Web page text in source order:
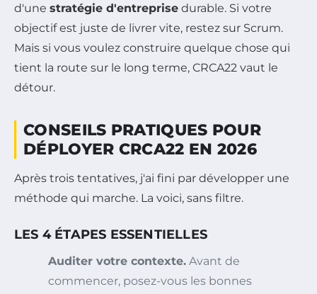
d'une stratégie d'entreprise durable. Si votre
objectif est juste de livrer vite, restez sur Scrum.
Mais si vous voulez construire quelque chose qui
tient la route sur le long terme, CRCA22 vaut le
détour.
CONSEILS PRATIQUES POUR
DÉPLOYER CRCA22 EN 2026
Après trois tentatives, j'ai fini par développer une
méthode qui marche. La voici, sans filtre.
LES 4 ÉTAPES ESSENTIELLES
Auditer votre contexte. Avant de
commencer, posez-vous les bonnes